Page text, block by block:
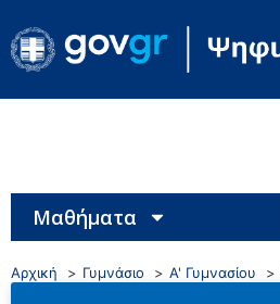
Μαθήματα
Αρχική Γυμνάσιο Α' Γυμνασίου